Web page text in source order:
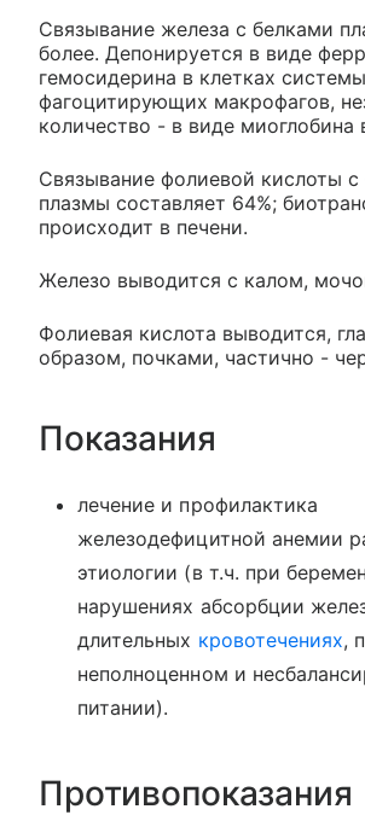
Связывание железа с белками
более. Депонируется в виде
гемосидерина в клетках системы
фагоцитирующих макрофагов,
количество - в виде
Связывание фолиевой кислоты с
плазмы составляет 64%;
происходит в печени.
Железо выводится с калом,
Фолиевая кислота выводится,
образом, почками, частично -
Показания
лечение и профилактика
железодефицитной анемии
этиологии (в т.ч. при
нарушениях абсорбции
длительных кровотечениях,
неполноценном и
питании).
Противопоказания